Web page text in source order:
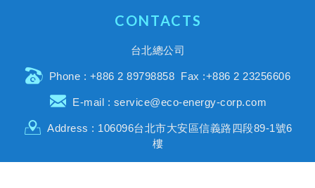
CONTACTS
台北總公司
Phone : +886 2 89798858 Fax :+886 2 23256606
E-mail : service@eco-energy-corp.com
Address : 106096台北市大安區信義路四段89-1號6
樓